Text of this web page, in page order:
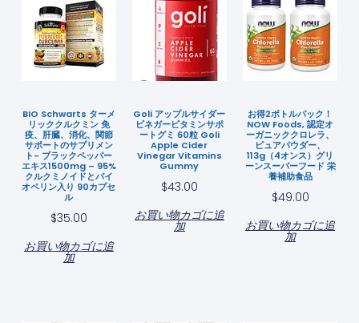
BIO Schwarts ターメ
リッククルクミン 免
疫、肝臓、消化、関節
サポートのサプリメン
ト- ブラックペッパー
エキス1500mg – 95%
クルクミノイドとバイ
オペリン入り 90カプセ
ル
$35.00
お買い物カゴに追
加
Goli アップルサイダー
ビネガービタミンサポ
ートグミ 60粒 Goli
Apple Cider
Vinegar Vitamins
Gummy
$43.00
お買い物カゴに追
加
お得2ボトルパック！
NOW Foods, 認定オ
ーガニッククロレラ、
ピュアパウダー、
113g（4オンス）グリ
ーンスーパーフード 栄
養補助食品
$49.00
お買い物カゴに追
加